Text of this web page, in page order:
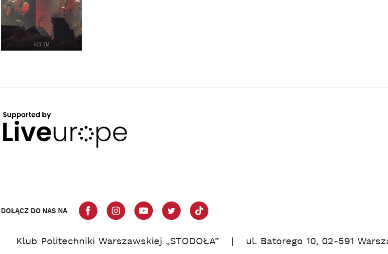
DOŁĄCZ DO NAS NA
Klub Politechniki Warszawskiej „STODOŁA” ul. Batorego 10, 02-591